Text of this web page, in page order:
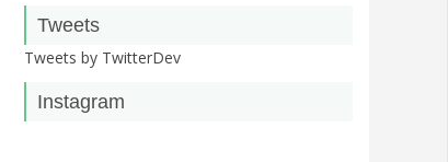
Tweets
Tweets by TwitterDev
Instagram